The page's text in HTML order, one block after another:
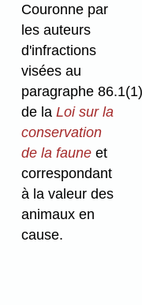
Couronne par
les auteurs
d'infractions
visées au
paragraphe
de laLoi sur la
conservation
de la faune et
correspondant
à la valeur des
animaux en
cause.